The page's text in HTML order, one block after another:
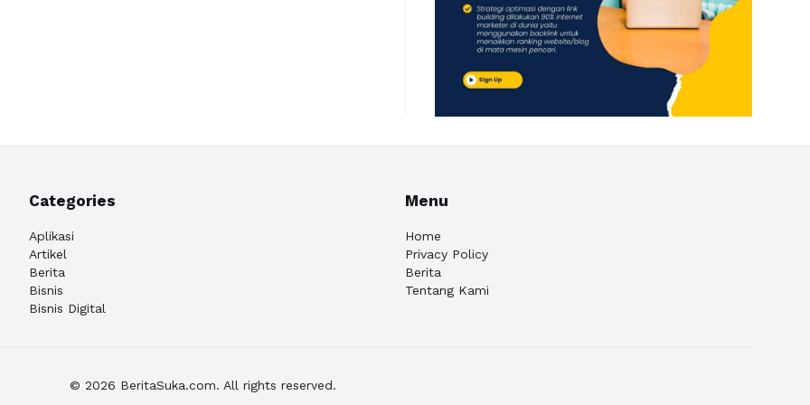
Categories
Aplikasi
Artikel
Berita
Bisnis
Bisnis Digital
Menu
Home
Privacy Policy
Berita
Tentang Kami
© 2026 BeritaSuka.com. All rights reserved.